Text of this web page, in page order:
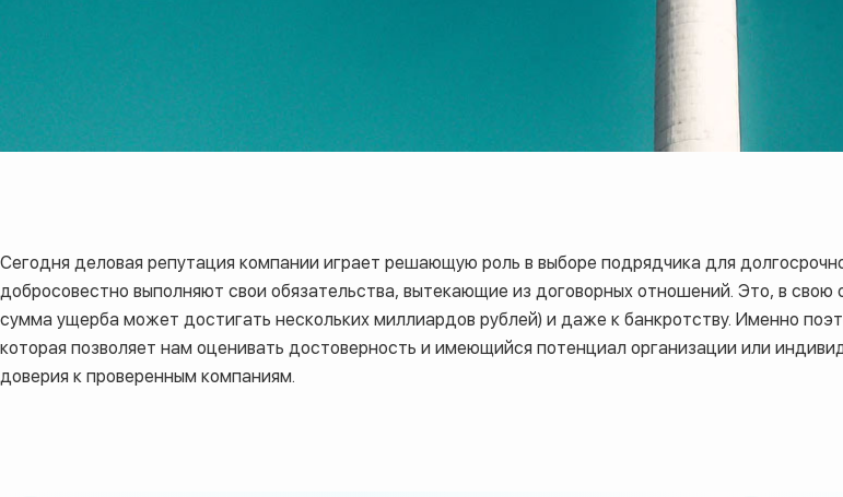
Сегодня деловая репутация компании играет решающую роль в выборе подрядчика для
добросовестно выполняют свои обязательства, вытекающие из договорных отношений. Это, в
сумма ущерба может достигать нескольких миллиардов рублей) и даже к банкротству. Именно
которая позволяет нам оценивать достоверность и имеющийся потенциал организации или
доверия к проверенным компаниям.